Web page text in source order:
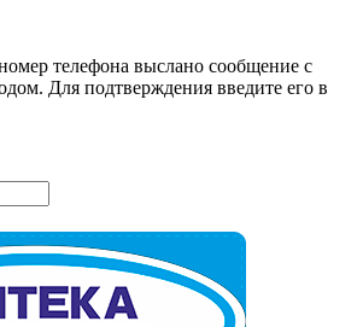
телефона выслано сообщение с
Для подтверждения введите его в